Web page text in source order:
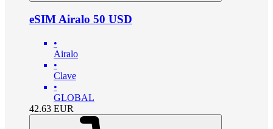
eSIM Airalo 50 USD
•
Airalo
•
Clave
•
GLOBAL
42.63 EUR